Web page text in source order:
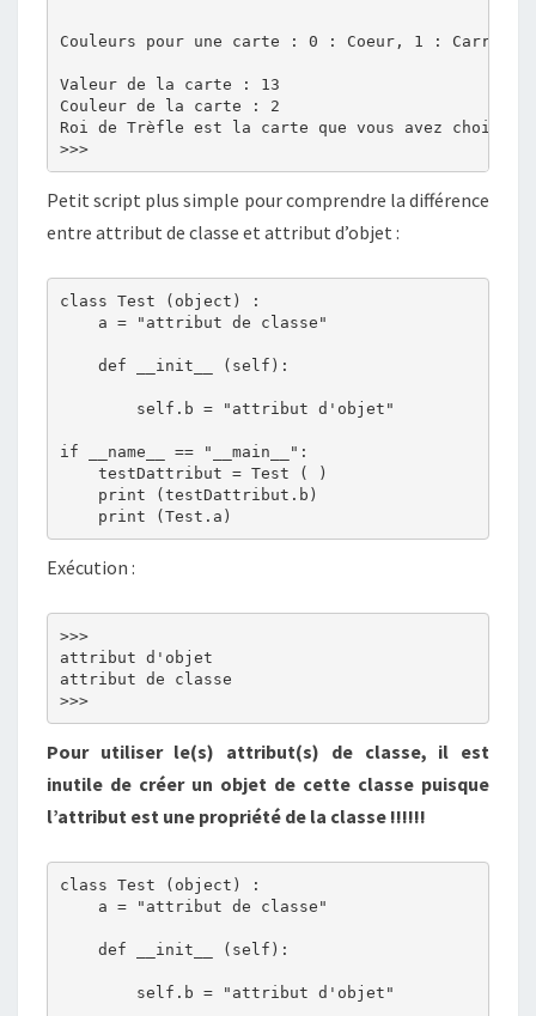
Couleurs pour une carte : 0 : Coeur, 1 :
Valeur de la carte : 13
Couleur de la carte : 2
Roi de Trèfle est la carte que vous avez choisie
>>>
Petit script plus simple pour comprendre la différence
entre attribut de classe et attribut d’objet :
class Test (object) :
    a = "attribut de classe"
    def __init__ (self):
        self.b = "attribut d'objet"
if __name__ == "__main__":
    testDattribut = Test ( )
    print (testDattribut.b)
Exécution :
>>>
attribut d'objet
attribut de classe
>>>
Pour utiliser le(s) attribut(s) de classe, il est
inutile de créer un objet de cette classe puisque
l’attribut est une propriété de la classe !!!!!!
class Test (object) :
    a = "attribut de classe"
    def __init__ (self):
        self.b = "attribut d'objet"